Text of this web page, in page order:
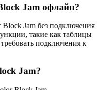
Jam офлайн?
Jam без подключения
такие как таблицы
подключения к
Jam?